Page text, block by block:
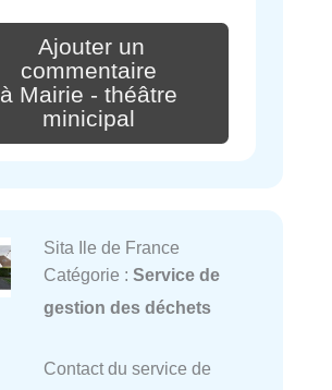
Ajouter un
commentaire
à Mairie - théâtre
minicipal
Sita Ile de France
Catégorie : Service de
gestion des déchets
Contact du service de